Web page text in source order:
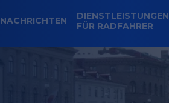
NACHRICHTEN
DIENSTLEISTUNGEN
FÜR RADFAHRER